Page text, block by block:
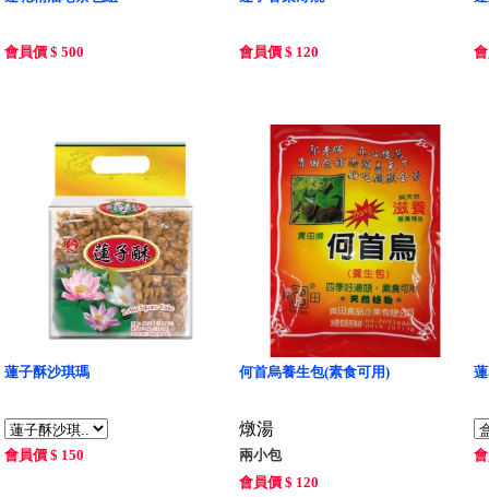
會員價 $ 500 會員價 $ 120
蓮子酥沙琪瑪
會員價 $ 150
何首烏養生包(素食可用)
燉湯
兩小包
會員價 $ 120